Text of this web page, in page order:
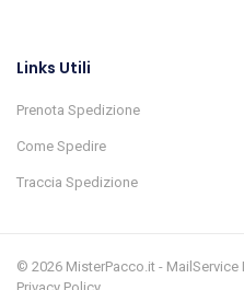
Links Utili
Prenota Spedizione
Come Spedire
Traccia Spedizione
© 2026 MisterPacco.it - MailService